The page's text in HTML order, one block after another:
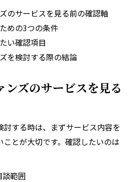
のサービスを見る前の確認軸
めの3つの条件
い確認項目
を検討する際の結論
ンズのサービスを見る
する時は、まずサービス内容を
とが大切です。確認したいのは
範囲